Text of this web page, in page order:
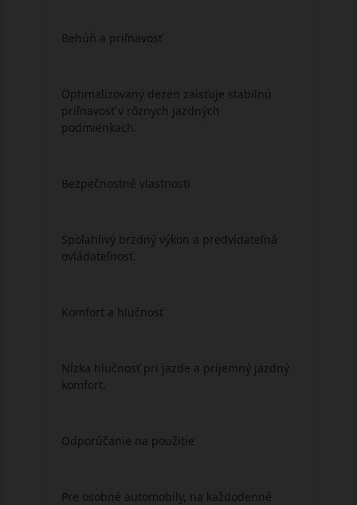
Behúň a priľnavosť
Optimalizovaný dezén zaisťuje stabilnú
priľnavosť v rôznych jazdných
podmienkach.
Bezpečnostné vlastnosti
Spoľahlivý brzdný výkon a predvídateľná
ovládateľnosť.
Komfort a hlučnosť
Nízka hlučnosť pri jazde a príjemný jazdný
komfort.
Odporúčanie na použitie
Pre osobné automobily, na každodenné